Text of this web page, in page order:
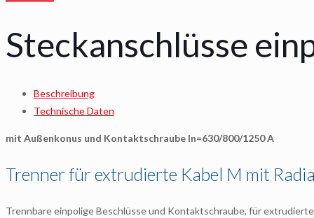
Steckanschlüsse
Beschreibung
Technische Daten
mit Außenkonus und Kontaktschraube In=630/800/1250 A
Trenner für extrudierte Kabel M mit
Trennbare einpolige Beschlüsse und Kontaktschraube, für